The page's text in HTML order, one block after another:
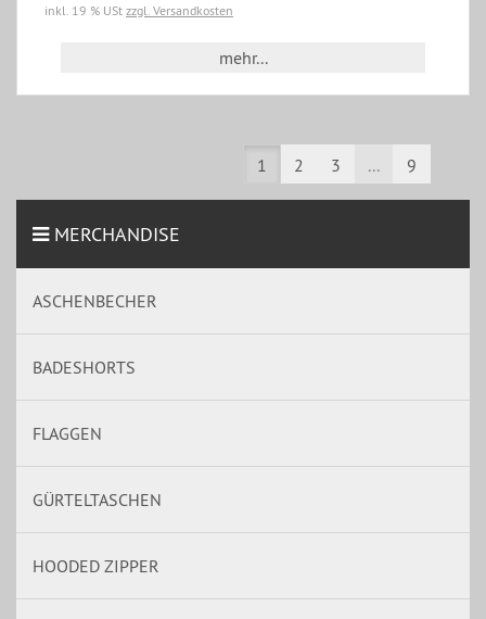
inkl. 19 % USt zzgl. Versandkosten
mehr...
1 2 3 ... 9
MERCHANDISE
ASCHENBECHER
BADESHORTS
FLAGGEN
GÜRTELTASCHEN
HOODED ZIPPER